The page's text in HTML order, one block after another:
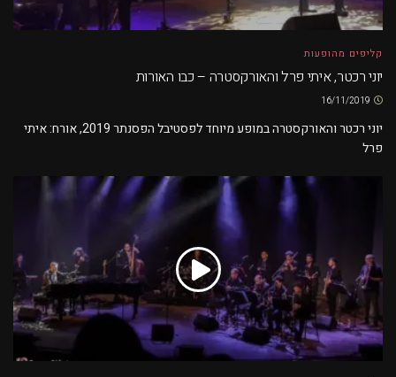
קליפים מהופעות
יוני רכטר, איתי פרל והאורקסטרה – כבו האורות
יוני רכטר והאורקסטרה במופע מיוחד לפסטיבל הפסנתר 2019, אורח: איתי
פרל